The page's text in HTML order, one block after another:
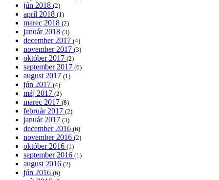
jún 2018 (2)
apríl 2018 (1)
marec 2018 (2)
január 2018 (3)
december 2017 (4)
november 2017 (3)
október 2017 (2)
september 2017 (6)
august 2017 (1)
jún 2017 (4)
máj 2017 (2)
marec 2017 (8)
február 2017 (2)
január 2017 (3)
december 2016 (6)
november 2016 (2)
október 2016 (1)
september 2016 (1)
august 2016 (2)
jún 2016 (6)